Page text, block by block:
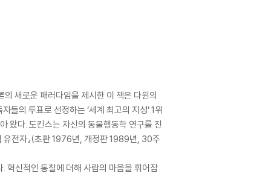
새로운 패러다임을 제시한 이 책은 다윈의
들의 투표로 선정하는 ‘세계 최고의 지성’ 1위
왔다. 도킨스는 자신의 동물행동학 연구를 진
유전자』(초판 1976년, 개정판 1989년, 30주
혁신적인 통찰에 더해 사람의 마음을 휘어잡